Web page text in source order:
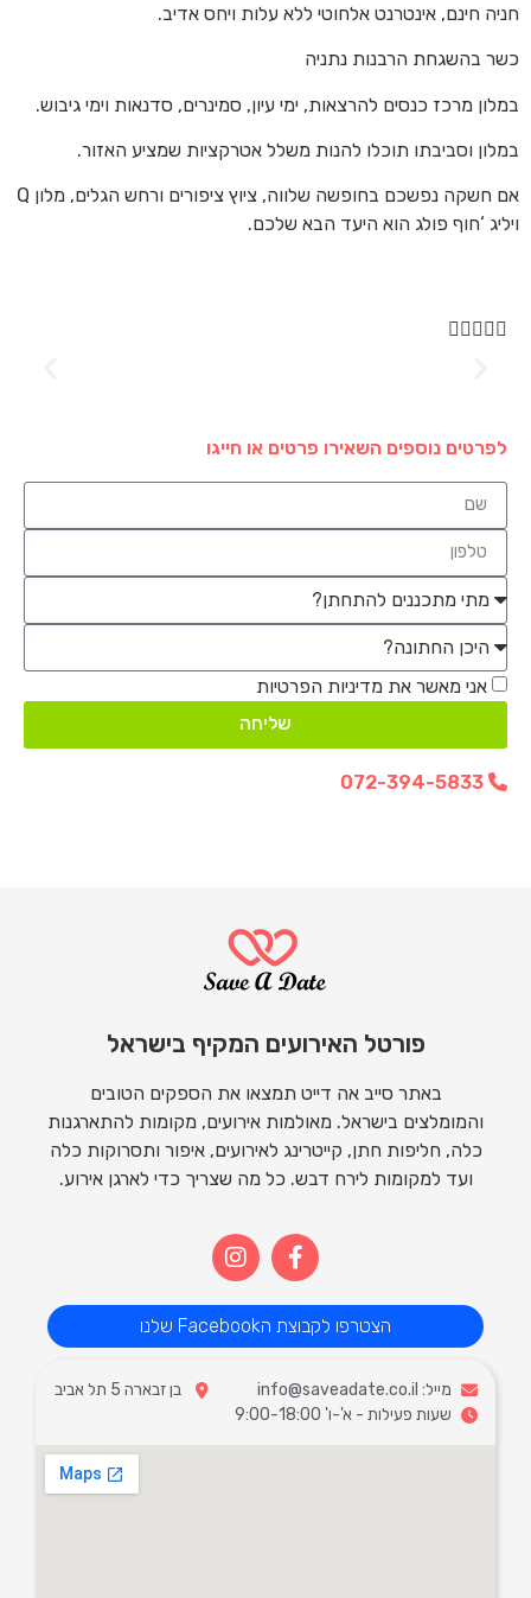
חניה חינם, אינטרנט אלחוטי ללא עלות ויחס אדיב.
כשר בהשגחת הרבנות נתניה
במלון מרכז כנסים להרצאות, ימי עיון, סמינרים, סדנאות וימי גיבוש.
במלון וסביבתו תוכלו להנות משלל אטרקציות שמציע האזור.
אם חשקה נפשכם בחופשה שלווה, ציוץ ציפורים ורחש הגלים, מלון Q
ויליג ‘חוף פולג הוא היעד הבא שלכם.
 עינב כהן
לפרטים נוספים השאירו פרטים או חייגו
אני מאשר את מדיניות הפרטיות
שליחה
פורטל האירועים המקיף בישראל
באתר סייב אה דייט תמצאו את הספקים הטובים
והמומלצים בישראל. מאולמות אירועים, מקומות להתארגנות
כלה, חליפות חתן, קייטרינג לאירועים, איפור ותסרוקות כלה
ועד למקומות לירח דבש. כל מה שצריך כדי לארגן אירוע.
הצטרפו לקבוצת הFacebook שלנו
מייל: info@saveadate.co.il
בן זבארה 5 תל אביב
שעות פעילות - א'-ו' 9:00-18:00